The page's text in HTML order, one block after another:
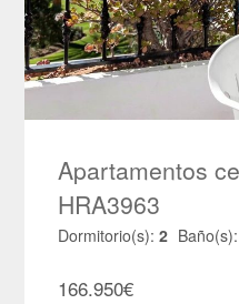
Apartamentos
HRA3963
Dormitorio(s): 2 Baño(s):
166.950€